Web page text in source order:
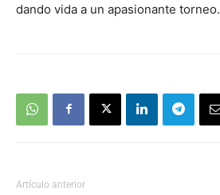
dando vida a un apasionante torneo.
Artículo anterior